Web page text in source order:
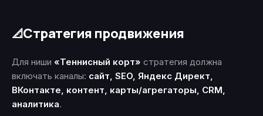
📐Стратегия продвижения
Для ниши «Теннисный корт» стратегия должна
включать каналы: сайт, SEO, Яндекс Директ,
ВКонтакте, контент, карты/агрегаторы, CRM,
аналитика.